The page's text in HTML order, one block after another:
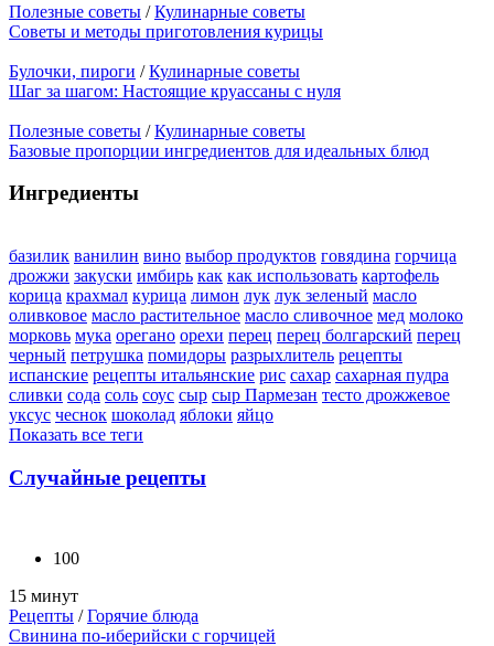
Полезные советы /Кулинарные советы
Советы и методы приготовления курицы
Булочки, пироги /Кулинарные советы
Шаг за шагом: Настоящие круассаны с нуля
Полезные советы /Кулинарные советы
Базовые пропорции ингредиентов для идеальных блюд
Ингредиенты
базилик ванилин вино выбор продуктов говядина горчица
дрожжи закуски имбирь как как использовать картофель
корица крахмал курица лимон лук лук зеленый масло
оливковое масло растительное масло сливочное мед молоко
морковь мука орегано орехи перец перец болгарский перец
черный петрушка помидоры разрыхлитель рецепты
испанские рецепты итальянские рис сахар сахарная пудра
сливки сода соль соус сыр сыр Пармезан тесто дрожжевое
уксус чеснок шоколад яблоки яйцо
Показать все теги
Случайные рецепты
100
15 минут
Рецепты /Горячие блюда
Свинина по-иберийски с горчицей